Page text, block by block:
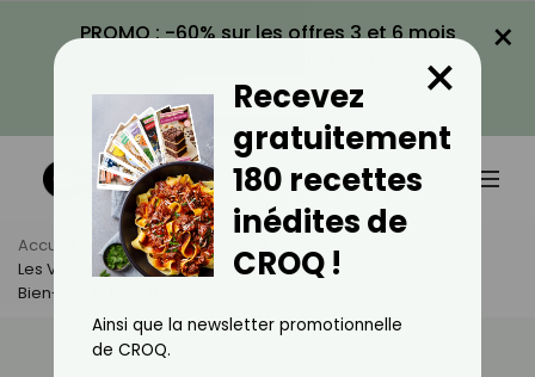
PROMO : -60% sur les offres 3 et 6 mois
VOIR LA PROMO
×
Accueil Actus
Bien-Être
Les Vertus De L'huile Essentielle De Citronnier : Un Trésor De
Bien-Être Et De Vitalité
Recevez
gratuitement
180 recettes
inédites de
CROQ !
×
Ainsi que la newsletter promotionnelle
de CROQ.